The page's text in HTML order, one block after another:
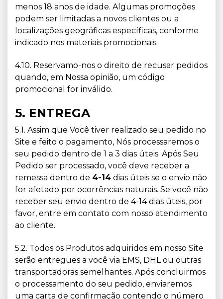
menos 18 anos de idade. Algumas promoções
podem ser limitadas a novos clientes ou a
localizações geográficas específicas, conforme
indicado nos materiais promocionais.
4.10. Reservamo-nos o direito de recusar pedidos
quando, em Nossa opinião, um código
promocional for inválido.
5. ENTREGA
5.1. Assim que Você tiver realizado seu pedido no
Site e feito o pagamento, Nós processaremos o
seu pedido dentro de 1 a 3 dias úteis. Após Seu
Pedido ser processado, você deve receber a
remessa dentro de 4-14 dias úteis se o envio não
for afetado por ocorrências naturais. Se você não
receber seu envio dentro de 4-14 dias úteis, por
favor, entre em contato com nosso atendimento
ao cliente.
5.2. Todos os Produtos adquiridos em nosso Site
serão entregues a você via EMS, DHL ou outras
transportadoras semelhantes. Após concluirmos
o processamento do seu pedido, enviaremos
uma carta de confirmação contendo o número